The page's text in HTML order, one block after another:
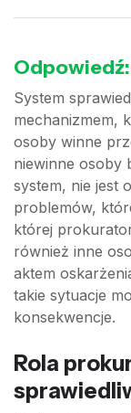
Odpowiedź:
System
mechanizmem,
osoby winne
niewinne osoby
system, nie jest
problemów,
której
również inne
aktem
takie sytuacje
konsekwencje.
Rola